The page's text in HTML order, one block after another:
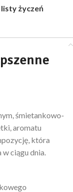
życzeń
śmietankowo-
aromatu
która
ciągu dnia.